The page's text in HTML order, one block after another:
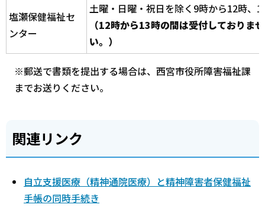
塩瀬保健福祉セ
ンター
土曜・日曜・祝日を除く9時から12時、
（12時から13時の間は受付しておりま
い。）
※郵送で書類を提出する場合は、西宮市役所障害福祉課
までお送りください。
関連リンク
自立支援医療（精神通院医療）と精神障害者保健福祉
手帳の同時手続き